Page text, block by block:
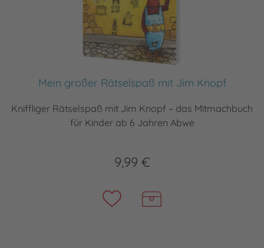
Mein großer Rätselspaß mit Jim Knopf
Kniffliger Rätselspaß mit Jim Knopf – das Mitmachbuch
für Kinder ab 6 Jahren Abwe
9,99 €